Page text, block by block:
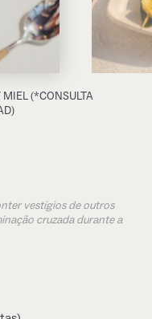
MIEL (*CONSULTA
vestígios de outros
cruzada durante a